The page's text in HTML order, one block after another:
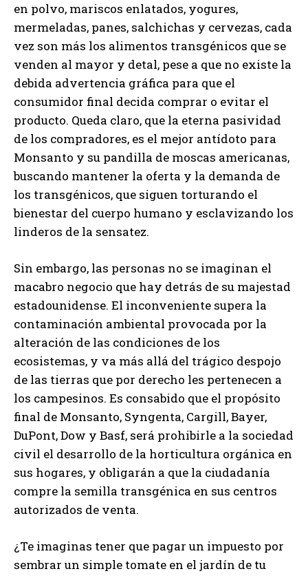
en polvo, mariscos enlatados, yogures,
mermeladas, panes, salchichas y cervezas, cada
vez son más los alimentos transgénicos que se
venden al mayor y detal, pese a que no existe la
debida advertencia gráfica para que el
consumidor final decida comprar o evitar el
producto. Queda claro, que la eterna pasividad
de los compradores, es el mejor antídoto para
Monsanto y su pandilla de moscas americanas,
buscando mantener la oferta y la demanda de
los transgénicos, que siguen torturando el
bienestar del cuerpo humano y esclavizando los
linderos de la sensatez.
Sin embargo, las personas no se imaginan el
macabro negocio que hay detrás de su majestad
estadounidense. El inconveniente supera la
contaminación ambiental provocada por la
alteración de las condiciones de los
ecosistemas, y va más allá del trágico despojo
de las tierras que por derecho les pertenecen a
los campesinos. Es consabido que el propósito
final de Monsanto, Syngenta, Cargill, Bayer,
DuPont, Dow y Basf, será prohibirle a la sociedad
civil el desarrollo de la horticultura orgánica en
sus hogares, y obligarán a que la ciudadanía
compre la semilla transgénica en sus centros
autorizados de venta.
¿Te imaginas tener que pagar un impuesto por
sembrar un simple tomate en el jardín de tu